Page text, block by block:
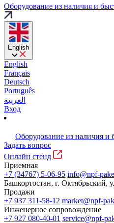
Оборудование из наличия и
English
English
Français
Deutsch
Português
العربية
Вход
Оборудование из наличия и
Задать вопрос
Онлайн стенд
Приемная
+7 (34767) 5-06-95 info@npf-
Башкортостан, г. Октябрьский,
Продажи
+7 937 311-58-12 market@npf-
Инженерное сопровождение
+7 927 080-40-01 service@npf-